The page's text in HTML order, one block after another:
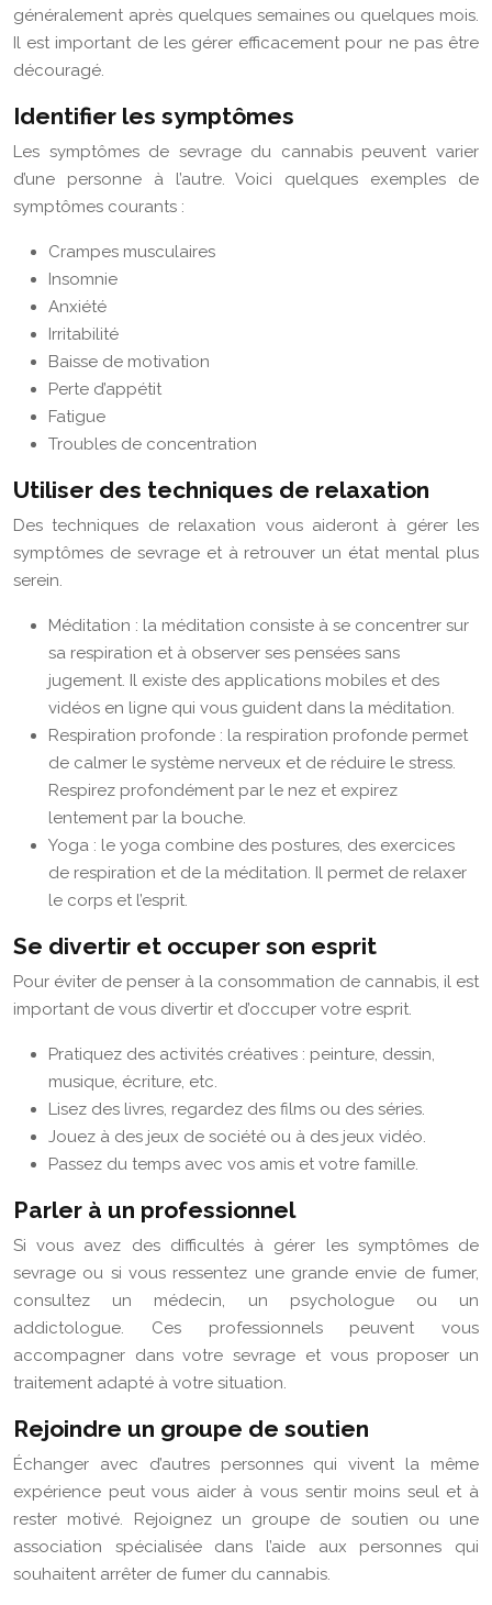
généralement après quelques semaines ou quelques mois.
Il est important de les gérer efficacement pour ne pas être
découragé.
Identifier les symptômes
Les symptômes de sevrage du cannabis peuvent varier
d’une personne à l’autre. Voici quelques exemples de
symptômes courants :
Crampes musculaires
Insomnie
Anxiété
Irritabilité
Baisse de motivation
Perte d’appétit
Fatigue
Troubles de concentration
Utiliser des techniques de relaxation
Des techniques de relaxation vous aideront à gérer les
symptômes de sevrage et à retrouver un état mental plus
serein.
Méditation : la méditation consiste à se concentrer sur
sa respiration et à observer ses pensées sans
jugement. Il existe des applications mobiles et des
vidéos en ligne qui vous guident dans la méditation.
Respiration profonde : la respiration profonde permet
de calmer le système nerveux et de réduire le stress.
Respirez profondément par le nez et expirez
lentement par la bouche.
Yoga : le yoga combine des postures, des exercices
de respiration et de la méditation. Il permet de relaxer
le corps et l’esprit.
Se divertir et occuper son esprit
Pour éviter de penser à la consommation de cannabis, il est
important de vous divertir et d’occuper votre esprit.
Pratiquez des activités créatives : peinture, dessin,
musique, écriture, etc.
Lisez des livres, regardez des films ou des séries.
Jouez à des jeux de société ou à des jeux vidéo.
Passez du temps avec vos amis et votre famille.
Parler à un professionnel
Si vous avez des difficultés à gérer les symptômes de
sevrage ou si vous ressentez une grande envie de fumer,
consultez un médecin, un psychologue ou un
addictologue. Ces professionnels peuvent vous
accompagner dans votre sevrage et vous proposer un
traitement adapté à votre situation.
Rejoindre un groupe de soutien
Échanger avec d’autres personnes qui vivent la même
expérience peut vous aider à vous sentir moins seul et à
rester motivé. Rejoignez un groupe de soutien ou une
association spécialisée dans l’aide aux personnes qui
souhaitent arrêter de fumer du cannabis.